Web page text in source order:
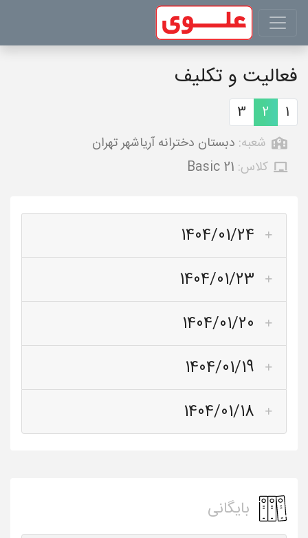
فعالیت و تکلیف
1
2
3
شعبه: دبستان دخترانه آریاشهر تهران
کلاس: Basic 21
1404/01/24
1404/01/23
1404/01/20
1404/01/19
1404/01/18
بایگانی